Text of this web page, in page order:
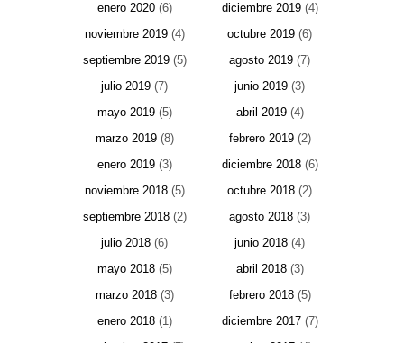
enero 2020(6) diciembre 2019(4)
noviembre 2019(4) octubre 2019 (6)
septiembre 2019(5) agosto 2019 (7)
julio 2019 (7) junio 2019 (3)
mayo 2019(5) abril 2019(4)
marzo 2019(8) febrero 2019(2)
enero 2019(3) diciembre 2018(6)
noviembre 2018(5) octubre 2018 (2)
septiembre 2018(2) agosto 2018 (3)
julio 2018 (6) junio 2018 (4)
mayo 2018(5) abril 2018(3)
marzo 2018(3) febrero 2018(5)
enero 2018(1) diciembre 2017(7)